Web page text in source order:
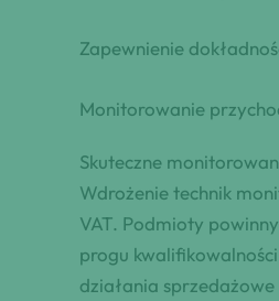
Zapewnienie
Monitorowanie
Skuteczne
Wdrożenie technik
VAT. Podmioty
progu
działania